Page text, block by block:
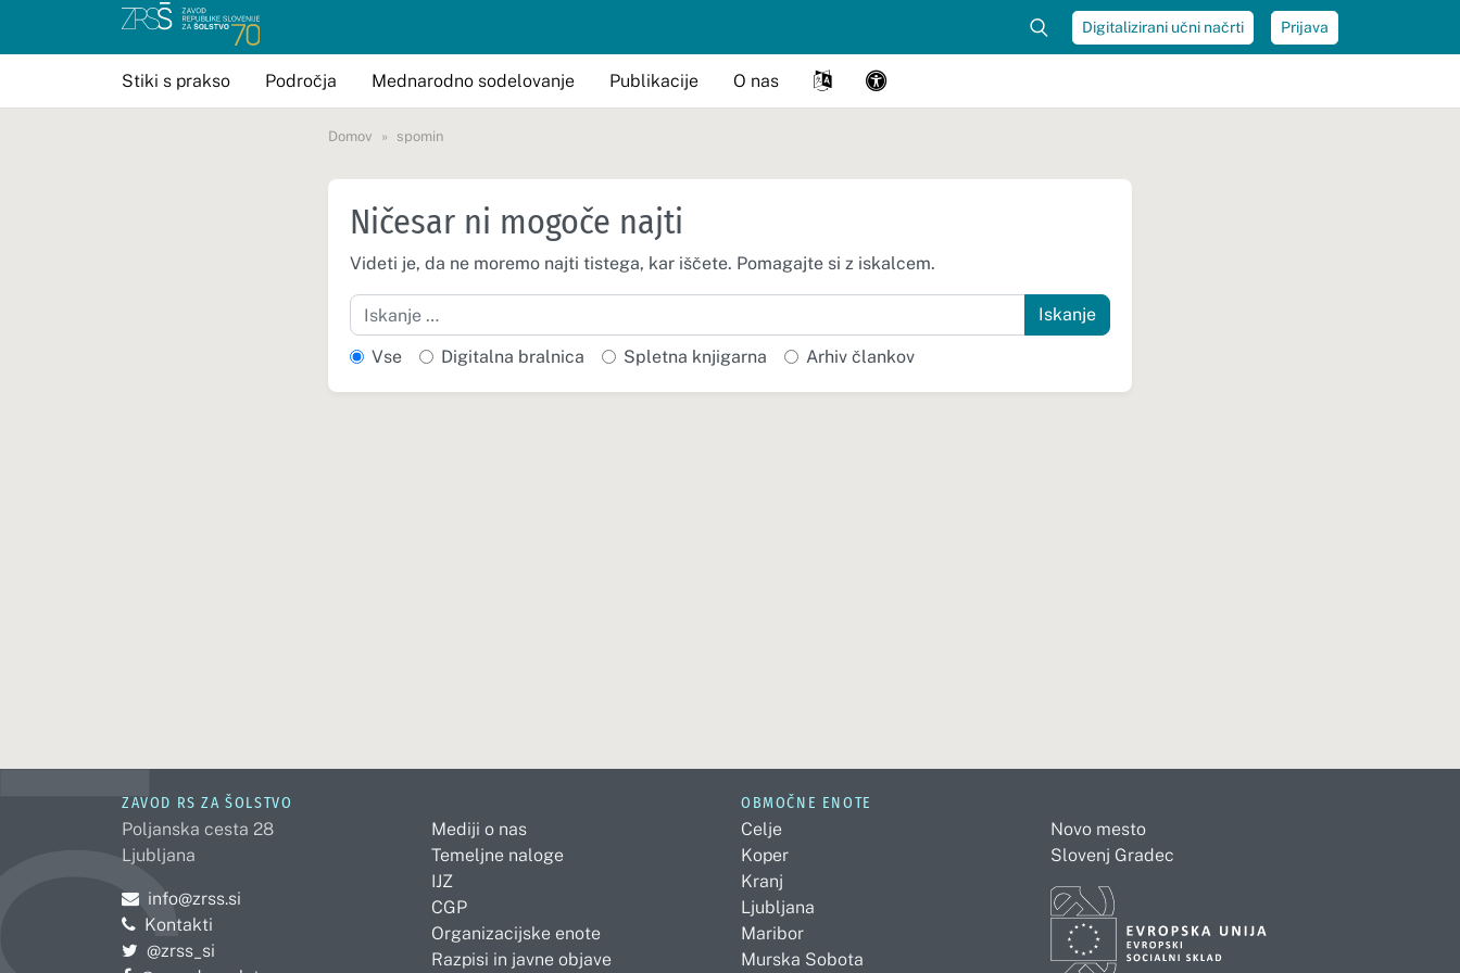
Digitalizirani učni načrti Prijava
Stiki s prakso Področja Mednarodno sodelovanje Publikacije O nas
Domov spomin
Ničesar ni mogoče najti
Videti je, da ne moremo najti tistega, kar iščete. Pomagajte si z iskalcem.
Iskanje
Vse Digitalna bralnica Spletna knjigarna Arhiv člankov
ZAVOD RS ZA ŠOLSTVO
Poljanska cesta 28
Ljubljana
Pošljite e-mail na
info@zrss.si
Kontakti
Pojdite na Twitter:
@zrss_si
Mediji o nas
Temeljne naloge
IJZ
CGP
Organizacijske enote
Razpisi in javne objave
OBMOČNE ENOTE
Celje
Koper
Kranj
Ljubljana
Maribor
Murska Sobota
Novo mesto
Slovenj Gradec